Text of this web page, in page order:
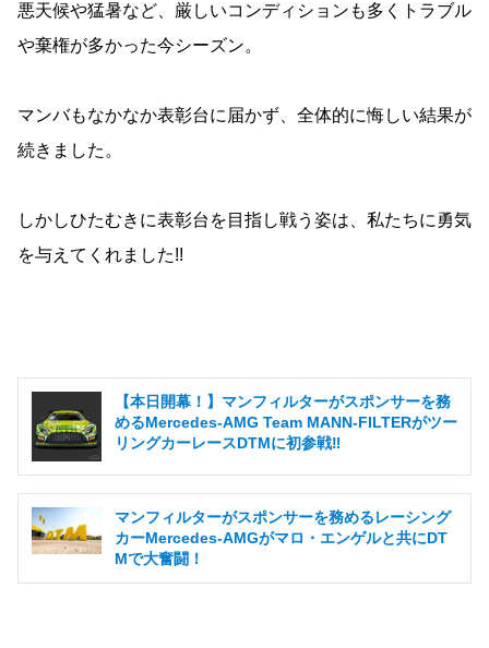
悪天候や猛暑など、厳しいコンディションも多くトラブル
や棄権が多かった今シーズン。
マンバもなかなか表彰台に届かず、全体的に悔しい結果が
続きました。
しかしひたむきに表彰台を目指し戦う姿は、私たちに勇気
を与えてくれました!!
【本日開幕！】マンフィルターがスポンサーを務
めるMercedes-AMG Team MANN-FILTERがツー
リングカーレースDTMに初参戦‼
マンフィルターがスポンサーを務めるレーシング
カーMercedes-AMGがマロ・エンゲルと共にDT
Mで大奮闘！